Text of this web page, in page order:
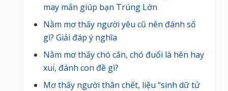
may mắn giúp bạn Trúng Lớn
Nằm mơ thấy người yêu cũ nên đánh số
gì? Giải đáp ý nghĩa
Nằm mơ thấy chó cắn, chó đuổi là hên hay
xui, đánh con đề gì?
Mơ thấy người thân chết, liệu “sinh dữ tử